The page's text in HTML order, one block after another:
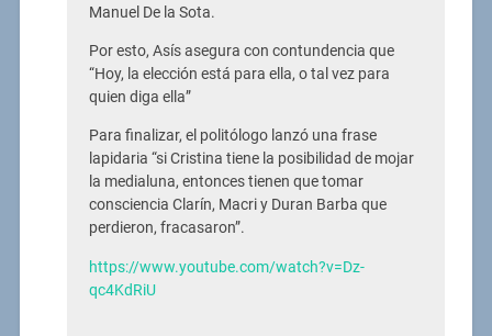
Manuel De la Sota.
Por esto, Asís asegura con contundencia que
“Hoy, la elección está para ella, o tal vez para
quien diga ella”
Para finalizar, el politólogo lanzó una frase
lapidaria “si Cristina tiene la posibilidad de mojar
la medialuna, entonces tienen que tomar
consciencia Clarín, Macri y Duran Barba que
perdieron, fracasaron”.
https://www.youtube.com/watch?v=Dz-
qc4KdRiU